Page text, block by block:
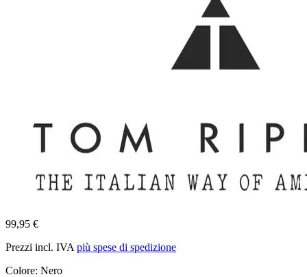
99,95 €
Prezzi incl. IVA più spese di spedizione
Colore: Nero